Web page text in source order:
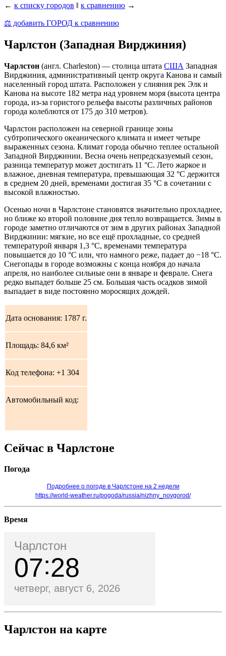
← к списку городов ‖ к сравнению →
⚖️ добавить ГОРОД к сравнению
Чарлстон (Западная Вирджиния)
Чарлстон (англ. Charleston) — столица штата США Западная
Вирджиния, административный центр округа Канова и самый
населенный город штата. Расположен у слияния рек Элк и
Канова на высоте 182 метра над уровнем моря (высота центра
города, из-за гористого рельефа высоты различных районов
города колеблются от 175 до 310 метров).
Чарлстон расположен на северной границе зоны
субтропического океанического климата и имеет четыре
выраженных сезона. Климат города обычно теплее остальной
Западной Вирджинии. Весна очень непредсказуемый сезон,
разница температур может достигать 11 °C. Лето жаркое и
влажное, дневная температура, превышающая 32 °C держится
в среднем 20 дней, временами достигая 35 °C в сочетании с
высокой влажностью.
Осенью ночи в Чарлстоне становятся значительно прохладнее,
но ближе ко второй половине дня тепло возвращается. Зимы в
городе заметно отличаются от зим в других районах Западной
Вирджинии: мягкие, но все ещё прохладные, со средней
температурой января 1,3 °C, временами температура
повышается до 10 °C или, что намного реже, падает до −18 °C.
Снегопады в городе возможны с конца ноября до начала
апреля, но наиболее сильные они в январе и феврале. Снега
редко выпадет больше 25 см. Большая часть осадков зимой
выпадает в виде постоянно моросящих дождей.
Дата основания: 1787 г.
Площадь: 84,6 км²
Код телефона: +1 304
Автомобильный код:
Сейчас в Чарлстоне
Погода
Подробнее о погоде в Чарлстоне на 2 недели
https://world-weather.ru/pogoda/russia/nizhny_novgorod/
Время
Чарлстон
07 28
четверг, август 6, 2026
Чарлстон на карте